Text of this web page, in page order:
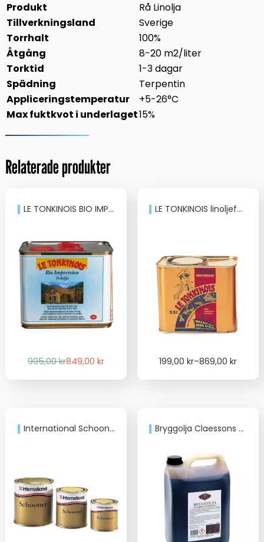
Produkt
Rå Linolja
Tillverkningsland
Sverige
Torrhalt
100%
Åtgång
8-20 m2/liter
Torktid
1-3 dagar
Spädning
Terpentin
Appliceringstemperatur
+5-26°C
Max fuktkvot i underlaget15%
Relaterade produkter
LE TONKINOIS BIO IMPRESSION, 2,5-LIT
995,00krDet
849,00kr
Det
LE TONKINOIS linoljefernissa
199,00 kr–869,00 kr
Price
International Schooner
Bryggolja Claessons 25/75